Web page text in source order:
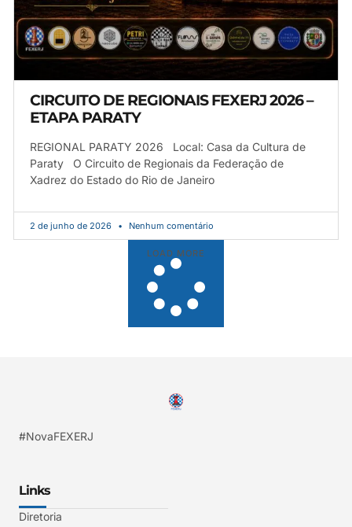
CIRCUITO DE REGIONAIS FEXERJ 2026 –
ETAPA PARATY
REGIONAL PARATY 2026 Local: Casa da Cultura de
Paraty O Circuito de Regionais da Federação de
Xadrez do Estado do Rio de Janeiro
2 de junho de 2026 Nenhum comentário
LOAD MORE
#NovaFEXERJ
Links
Diretoria